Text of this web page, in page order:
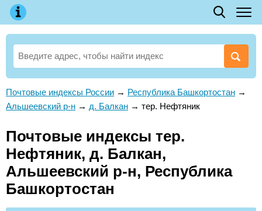
Почтовые индексы России → Республика Башкортостан →
Альшеевский р-н → д. Балкан → тер. Нефтяник
Почтовые индексы тер.
Нефтяник, д. Балкан,
Альшеевский р-н, Республика
Башкортостан